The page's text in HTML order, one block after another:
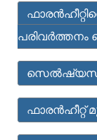
പരിവർത്തനം
സെൽഷ്യസ്